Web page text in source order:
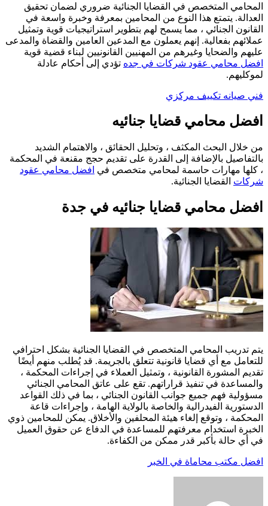
المحامي المتخصص في القضايا الجنائية ضروري لضمان تحقيق
العدالة. يتمتع هذا النوع من المحامين بمعرفة وخبرة واسعة في
القانون الجنائي ، مما يسمح لهم بتطوير استراتيجيات قوية وتمثيل
عملائهم بفعالية. إنهم يعملون مع المدعين العامين والقضاة والمدعى
عليهم والضحايا وغيرهم من المهنيين القانونيين لبناء قضية قوية
افضل محامي عقود شركات في جده تؤدي إلى أحكام عادلة
لموكليهم.
فني صيانه تكييف مركزي
افضل محامي قضايا جنائيه
من خلال البحث المكثف ، وتحليل الحقائق ، والاهتمام الشديد
بالتفاصيل بالإضافة إلى القدرة على تقديم حجج مقنعة في المحكمة
، كلها مهارات حاسمة لمحامي متخصص في افضل محامي عقود
شركات القضايا الجنائية.
افضل محامي قضايا جنائيه في جدة
يتم تدريب المحامي المتخصص في القضايا الجنائية بشكل احترافي
للتعامل مع أي قضايا قانونية تتعلق بالجريمة. قد يُطلب منهم أيضًا
تقديم المشورة القانونية ، وتمثيل العملاء في إجراءات المحكمة ،
والمساعدة في تنفيذ قراراتهم. تقع على عاتق المحامي الجنائي
مسؤولية فهم جميع جوانب القانون الجنائي ، بما في ذلك القواعد
الدستورية الفيدرالية والخاصة بالولاية الهامة ، وإجراءات قاعة
المحكمة ، وتوقع إلغاء هيئة المحلفين والأخلاق. يمكن للمحامين ذوي
الخبرة استخدام معرفتهم للمساعدة في الدفاع عن حقوق العميل
في أي حالة بأكبر قدر ممكن من الكفاءة.
افضل مكتب محاماة في الخبر